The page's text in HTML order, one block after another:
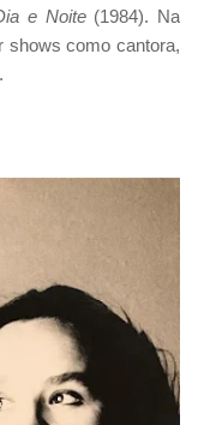
e Noite(1984). Na
shows como cantora,